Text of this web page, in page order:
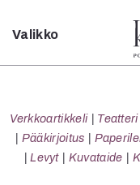
Sulje
Valikko
Verkkoartikkeli Teatteri
Pääkirjoitus
Levyt
Kuvataide